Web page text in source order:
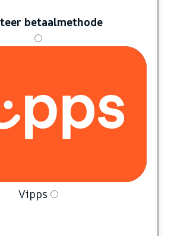
betaalmethode
Vipps